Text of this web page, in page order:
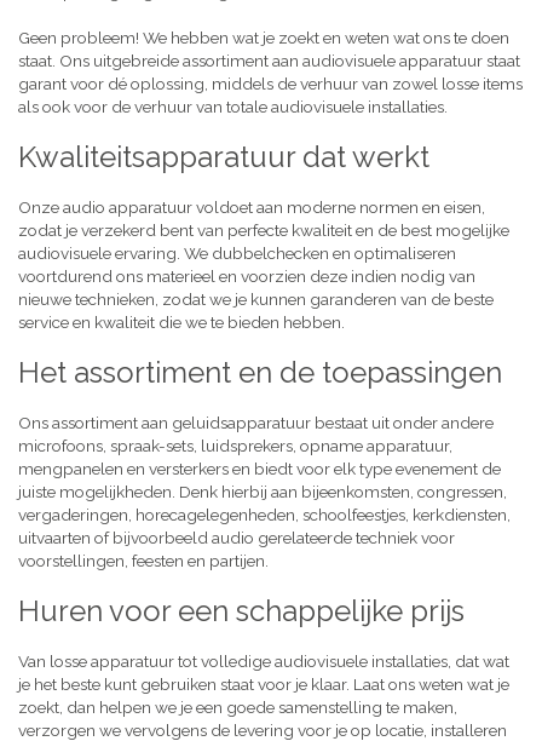
Geen probleem! We hebben wat je zoekt en weten wat ons te doen
staat. Ons uitgebreide assortiment aan audiovisuele apparatuur staat
garant voor dé oplossing, middels de verhuur van zowel losse items
als ook voor de verhuur van totale audiovisuele installaties.
Kwaliteitsapparatuur dat werkt
Onze audio apparatuur voldoet aan moderne normen en eisen,
zodat je verzekerd bent van perfecte kwaliteit en de best mogelijke
audiovisuele ervaring. We dubbelchecken en optimaliseren
voortdurend ons materieel en voorzien deze indien nodig van
nieuwe technieken, zodat we je kunnen garanderen van de beste
service en kwaliteit die we te bieden hebben.
Het assortiment en de toepassingen
Ons assortiment aan geluidsapparatuur bestaat uit onder andere
microfoons, spraak-sets, luidsprekers, opname apparatuur,
mengpanelen en versterkers en biedt voor elk type evenement de
juiste mogelijkheden. Denk hierbij aan bijeenkomsten, congressen,
vergaderingen, horecagelegenheden, schoolfeestjes, kerkdiensten,
uitvaarten of bijvoorbeeld audio gerelateerde techniek voor
voorstellingen, feesten en partijen.
Huren voor een schappelijke prijs
Van losse apparatuur tot volledige audiovisuele installaties, dat wat
je het beste kunt gebruiken staat voor je klaar. Laat ons weten wat je
zoekt, dan helpen we je een goede samenstelling te maken,
verzorgen we vervolgens de levering voor je op locatie, installeren